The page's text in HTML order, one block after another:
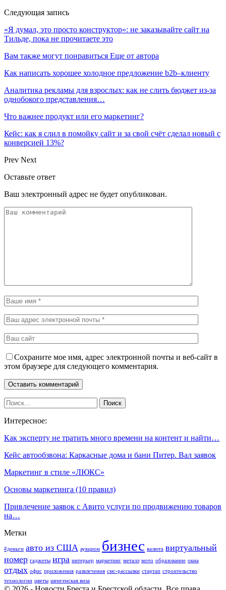
Следующая запись
«‎Я думал, это просто конструктор»: не заказывайте сайт на
Тильде, пока не прочитаете это
Вам также могут понравиться Еще от автора
Как написать хорошее холодное предложение b2b–клиенту
Аналитика рекламы для взрослых: как не слить бюджет из-за
однобокого представления…
Что важнее продукт или его маркетинг?
Кейс: как я слил в помойку сайт и за свой счёт сделал новый с
конверсией 13%?
Prev Next
Оставьте ответ
Ваш электронный адрес не будет опубликован.
Сохраните мое имя, адрес электронной почты и веб-сайт в
этом браузере для следующего комментария.
Интересное:
Как эксперту не тратить много времени на контент и найти…
Кейс автообзвона: Каркасные дома и бани Питер. Вал заявок
Маркетинг в стиле «ЛЮКС»
Основы маркетинга (10 правил)
Привлечение заявок с Авито услуги по продвижению товаров
на…
Метки
#деньги авто из США аукцион бизнес валюта виртуальный
номер гаджеты игра интерьер маркетинг металл мото образование окна
отдых офис приложения развлечения смс-рассылки стартап строительство
технологии цветы шенгенская виза